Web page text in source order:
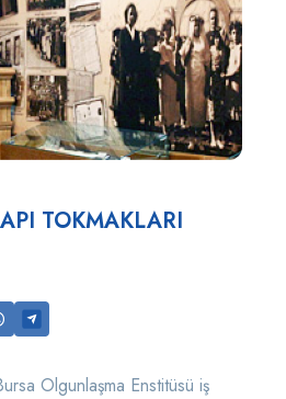
TOKMAKLARI
Olgunlaşma Enstitüsü iş